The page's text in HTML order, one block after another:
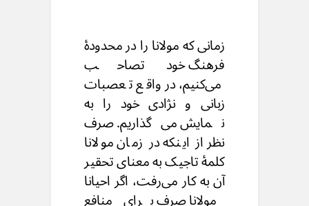
زمانی که مولانا را در محدودهٔ
فرهنگ خود تصاحب
می‌کنیم، در واقع تعصبات
زبانی و نژادی خود را به
نمایش می‌‌گذاریم. صرف
نظر از اینکه در زمان مولانا
کلمهٔ تاجیک به معنای تحقیر
آن به کار می‌‌رفت، اگر احیانا